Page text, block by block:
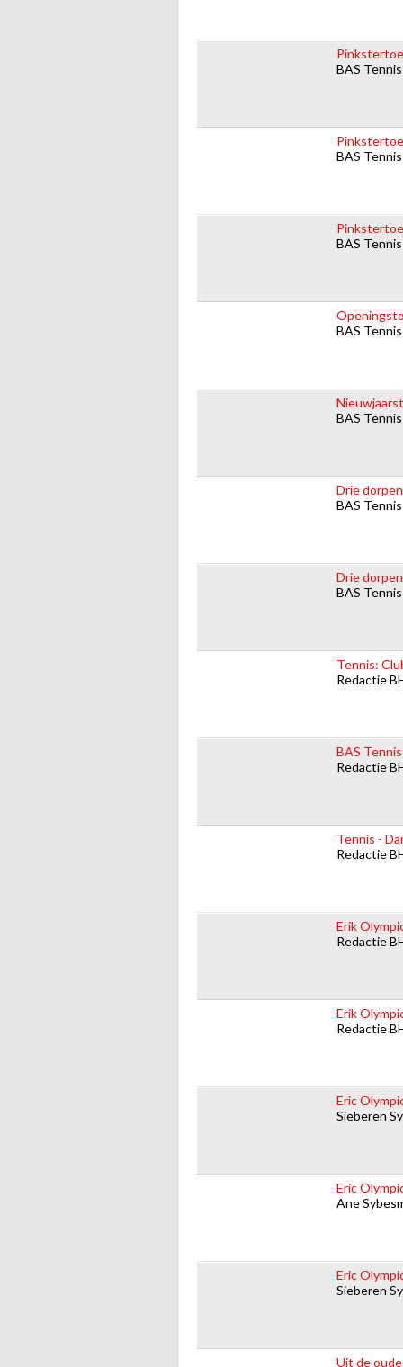
BAS Tennis
BAS Tennis
BAS Tennis
BAS Tennis
BAS Tennis
Drie
BAS Tennis
Drie
BAS Tennis
Tennis:
Redactie
BAS
Redactie
Tennis -
Redactie
Erik
Redactie
Erik
Redactie
Eric
Sieberen
Eric
Ane
Eric
Sieberen
Uit de